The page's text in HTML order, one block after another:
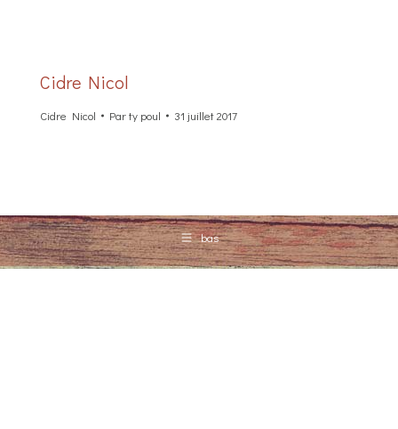
Cidre Nicol
Cidre Nicol Party poul 31 juillet 2017
bas